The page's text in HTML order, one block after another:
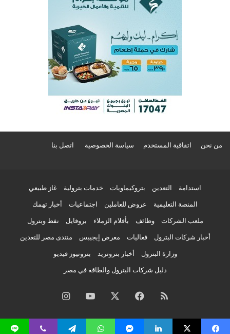
من نحن اتفاقية المستخدم سياسة الخصوصية اتصل بنا
استدامة التعدين بتروكيماويات خدمات بترولية غاز طبيعي
المنصة التعليمية عروض للعاملين اجتماعيات أخبار تهمك
ملعب الشركات وظائف بأقلام الزملاء بروفايل نفط وبترول
أخبار شركات البترول فعاليات معرض إيجيبس منتدى مصر للتعدين
وزارة البترول أخبار بتروتريد بترونيوز فيديو
دليل شركات البترول والطاقة في مصر
ملخص
الموقع
فيسبوك ‫YouTubeانستقرام